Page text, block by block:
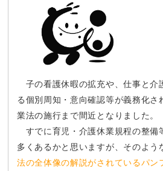
子の看護休暇の拡充や、仕事と介
る個別周知・意向確認等が義務化さ
業法の施行まで間近となりました。
すでに育児・介護休業規程の整備
多くあるかと思いますが、そのよう
法の全体像の解説がされているパン